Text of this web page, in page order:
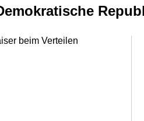
beim Verteilen